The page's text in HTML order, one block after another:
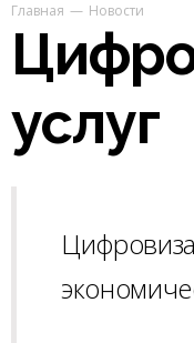
Главная Новости
услуг